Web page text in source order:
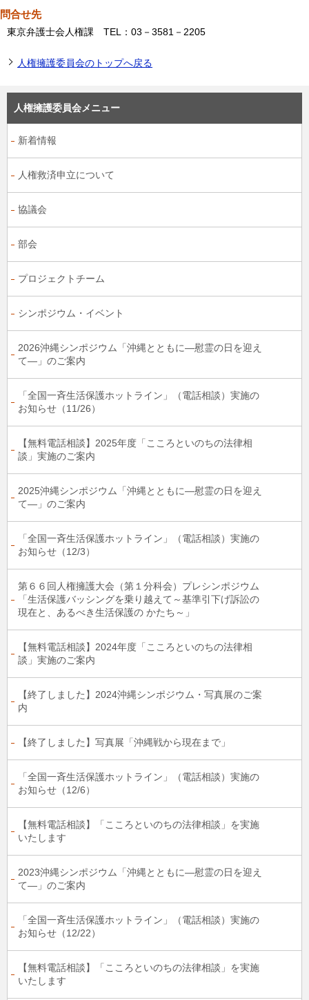
問合せ先
東京弁護士会人権課 TEL：03－3581－2205
人権擁護委員会のトップへ戻る
人権擁護委員会メニュー
新着情報
人権救済申立について
協議会
部会
プロジェクトチーム
シンポジウム・イベント
2026沖縄シンポジウム「沖縄とともに―慰霊の日を迎え
て―」のご案内
「全国一斉生活保護ホットライン」（電話相談）実施の
お知らせ（11/26）
【無料電話相談】2025年度「こころといのちの法律相
談」実施のご案内
2025沖縄シンポジウム「沖縄とともに―慰霊の日を迎え
て―」のご案内
「全国一斉生活保護ホットライン」（電話相談）実施の
お知らせ（12/3）
第６６回人権擁護大会（第１分科会）プレシンポジウム
「生活保護バッシングを乗り越えて～基準引下げ訴訟の
現在と、あるべき生活保護の かたち～」
【無料電話相談】2024年度「こころといのちの法律相
談」実施のご案内
【終了しました】2024沖縄シンポジウム・写真展のご案
内
【終了しました】写真展「沖縄戦から現在まで」
「全国一斉生活保護ホットライン」（電話相談）実施の
お知らせ（12/6）
【無料電話相談】「こころといのちの法律相談」を実施
いたします
2023沖縄シンポジウム「沖縄とともに―慰霊の日を迎え
て―」のご案内
「全国一斉生活保護ホットライン」（電話相談）実施の
お知らせ（12/22）
【無料電話相談】「こころといのちの法律相談」を実施
いたします